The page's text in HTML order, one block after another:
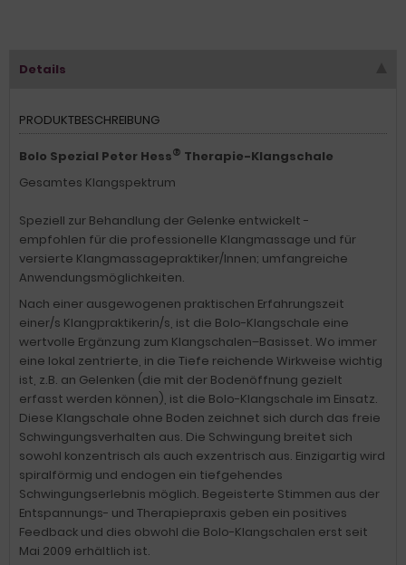
Details
PRODUKTBESCHREIBUNG
Bolo Spezial Peter Hess® Therapie-Klangschale
Gesamtes Klangspektrum
Speziell zur Behandlung der Gelenke entwickelt -
empfohlen für die professionelle Klangmassage und für
versierte Klangmassagepraktiker/Innen; umfangreiche
Anwendungsmöglichkeiten.
Nach einer ausgewogenen praktischen Erfahrungszeit
einer/s Klangpraktikerin/s, ist die Bolo-Klangschale eine
wertvolle Ergänzung zum Klangschalen–Basisset. Wo immer
eine lokal zentrierte, in die Tiefe reichende Wirkweise wichtig
ist, z.B. an Gelenken (die mit der Bodenöffnung gezielt
erfasst werden können), ist die Bolo-Klangschale im Einsatz.
Diese Klangschale ohne Boden zeichnet sich durch das freie
Schwingungsverhalten aus. Die Schwingung breitet sich
sowohl konzentrisch als auch exzentrisch aus. Einzigartig wird
spiralförmig und endogen ein tiefgehendes
Schwingungserlebnis möglich. Begeisterte Stimmen aus der
Entspannungs- und Therapiepraxis geben ein positives
Feedback und dies obwohl die Bolo-Klangschalen erst seit
Mai 2009 erhältlich ist.